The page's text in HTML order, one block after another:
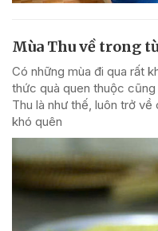
Mùa Thu về trong
Có những mùa đi qua rất
thức quà quen thuộc
Thu là như thế, luôn trở
khó quên